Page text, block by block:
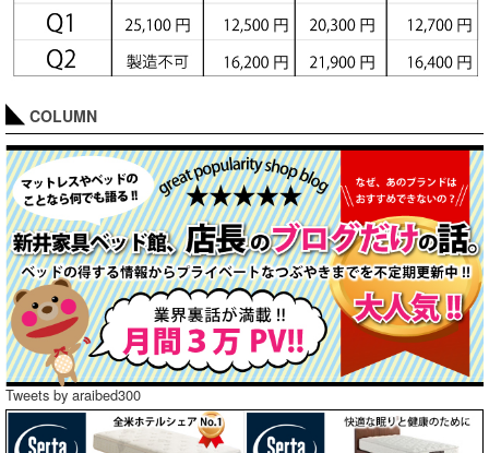
COLUMN
Tweets by araibed300